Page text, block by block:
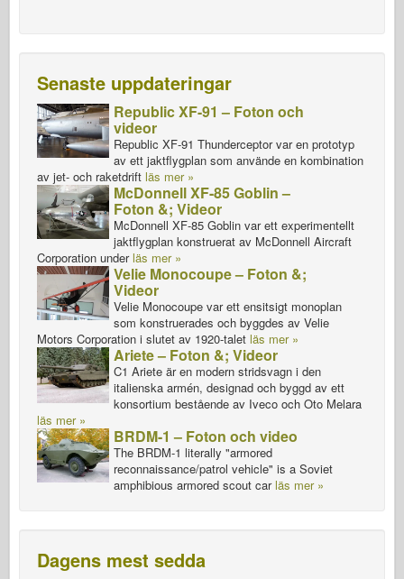
Senaste uppdateringar
Republic XF-91 – Foton och
videor
Republic XF-91 Thunderceptor var en prototyp
av ett jaktflygplan som använde en kombination
av jet- och raketdrift läs mer »
McDonnell XF-85 Goblin –
Foton &; Videor
McDonnell XF-85 Goblin var ett experimentellt
jaktflygplan konstruerat av McDonnell Aircraft
Corporation underläs mer »
Velie Monocoupe – Foton &;
Videor
Velie Monocoupe var ett ensitsigt monoplan
som konstruerades och byggdes av Velie
Motors Corporation i slutet av 1920-talet läs mer »
Ariete – Foton &; Videor
C1 Ariete är en modern stridsvagn i den
italienska armén, designad och byggd av ett
konsortium bestående av Iveco och Oto Melara
läs mer »
BRDM-1 – Foton och video
The BRDM-1 literally "armored
reconnaissance/patrol vehicle" is a Soviet
amphibious armored scout car läs mer »
Dagens mest sedda